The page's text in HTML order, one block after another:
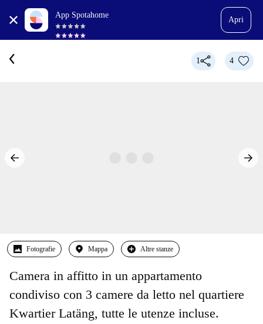
App Spotahome
Apri
1 4
Fotografie Mappa Altre stanze
Camera in affitto in un appartamento
condiviso con 3 camere da letto nel quartiere
Kwartier Latäng, tutte le utenze incluse.